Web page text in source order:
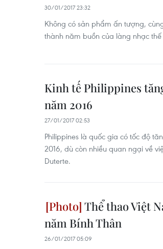
30/01/2017 23:32
Không có sản phẩm ấn tượng,
thành năm buồn của làng nhạc
Kinh tế Philippines
năm 2016
27/01/2017 02:53
Philippines là quốc gia có tốc độ
2016, dù còn nhiều quan ngại về
Duterte.
Thể thao Việt
năm Bính Thân
26/01/2017 05:09